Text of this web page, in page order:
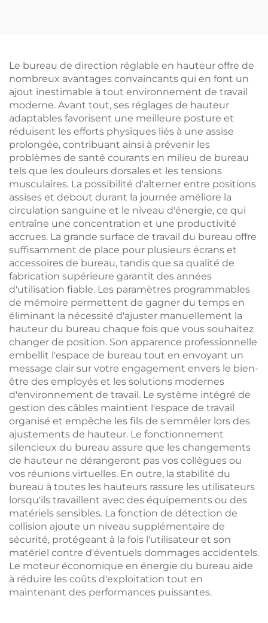
Le bureau de direction réglable en hauteur offre de
nombreux avantages convaincants qui en font un
ajout inestimable à tout environnement de travail
moderne. Avant tout, ses réglages de hauteur
adaptables favorisent une meilleure posture et
réduisent les efforts physiques liés à une assise
prolongée, contribuant ainsi à prévenir les
problèmes de santé courants en milieu de bureau
tels que les douleurs dorsales et les tensions
musculaires. La possibilité d'alterner entre positions
assises et debout durant la journée améliore la
circulation sanguine et le niveau d'énergie, ce qui
entraîne une concentration et une productivité
accrues. La grande surface de travail du bureau offre
suffisamment de place pour plusieurs écrans et
accessoires de bureau, tandis que sa qualité de
fabrication supérieure garantit des années
d'utilisation fiable. Les paramètres programmables
de mémoire permettent de gagner du temps en
éliminant la nécessité d'ajuster manuellement la
hauteur du bureau chaque fois que vous souhaitez
changer de position. Son apparence professionnelle
embellit l'espace de bureau tout en envoyant un
message clair sur votre engagement envers le bien-
être des employés et les solutions modernes
d'environnement de travail. Le système intégré de
gestion des câbles maintient l'espace de travail
organisé et empêche les fils de s'emmêler lors des
ajustements de hauteur. Le fonctionnement
silencieux du bureau assure que les changements
de hauteur ne dérangeront pas vos collègues ou
vos réunions virtuelles. En outre, la stabilité du
bureau à toutes les hauteurs rassure les utilisateurs
lorsqu'ils travaillent avec des équipements ou des
matériels sensibles. La fonction de détection de
collision ajoute un niveau supplémentaire de
sécurité, protégeant à la fois l'utilisateur et son
matériel contre d'éventuels dommages accidentels.
Le moteur économique en énergie du bureau aide
à réduire les coûts d'exploitation tout en
maintenant des performances puissantes.